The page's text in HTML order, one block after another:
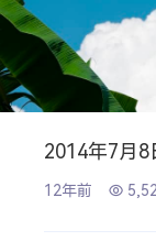
2014年7月8
12年前